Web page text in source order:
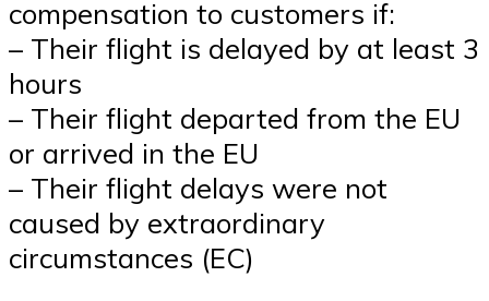
compensation to customers if:
– Their flight is delayed by at least 3
hours
– Their flight departed from the EU
or arrived in the EU
– Their flight delays were not
caused by extraordinary
circumstances (EC)